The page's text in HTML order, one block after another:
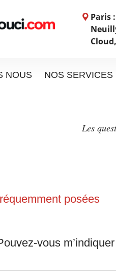
Paris
NOUS NOS SERVICES
Les
posées
vous